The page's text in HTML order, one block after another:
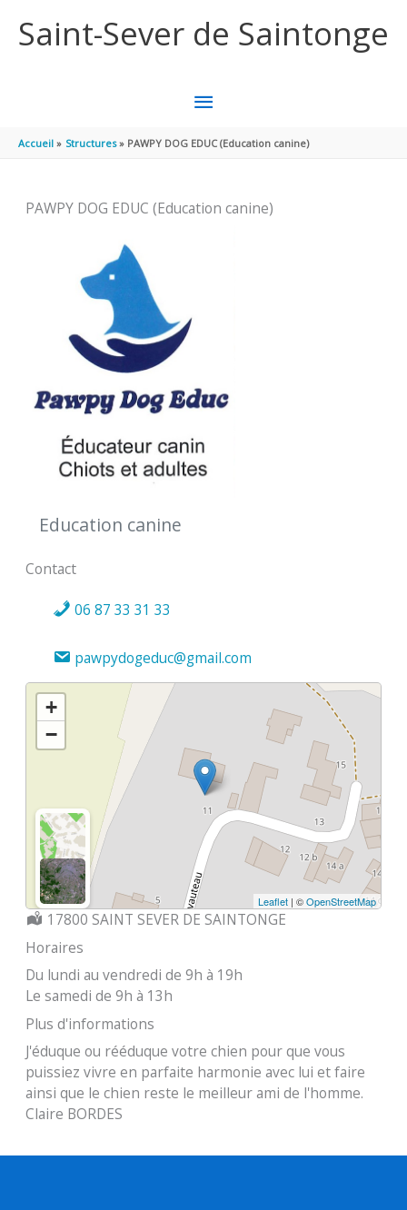
Saint-Sever de Saintonge
MENU
PRINCIPAL
Accueil Structures PAWPY DOG EDUC (Education canine)
PAWPY DOG EDUC (Education canine)
Education canine
Contact
06 87 33 31 33
pawpydogeduc@gmail.com
+
−
Leaflet | ©OpenStreetMap
Localisation :
17800 SAINT SEVER DE SAINTONGE
Horaires
Du lundi au vendredi de 9h à 19h
Le samedi de 9h à 13h
Plus d'informations
J'éduque ou rééduque votre chien pour que vous
puissiez vivre en parfaite harmonie avec lui et faire
ainsi que le chien reste le meilleur ami de l'homme.
Claire BORDES